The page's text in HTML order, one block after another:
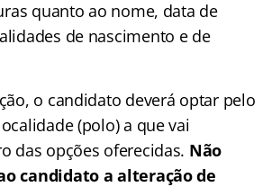
quanto ao nome, data de
de nascimento e de
o candidato deverá optar pelo
(polo) a que vai
das opções oferecidas. Não
candidato a alteração de